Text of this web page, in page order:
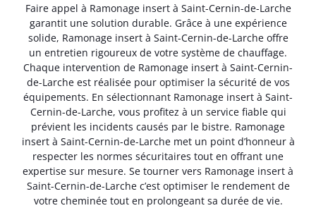
Faire appel à Ramonage insert à Saint-Cernin-de-Larche
garantit une solution durable. Grâce à une expérience
solide, Ramonage insert à Saint-Cernin-de-Larche offre
un entretien rigoureux de votre système de chauffage.
Chaque intervention de Ramonage insert à Saint-Cernin-
de-Larche est réalisée pour optimiser la sécurité de vos
équipements. En sélectionnant Ramonage insert à Saint-
Cernin-de-Larche, vous profitez à un service fiable qui
prévient les incidents causés par le bistre. Ramonage
insert à Saint-Cernin-de-Larche met un point d’honneur à
respecter les normes sécuritaires tout en offrant une
expertise sur mesure. Se tourner vers Ramonage insert à
Saint-Cernin-de-Larche c’est optimiser le rendement de
votre cheminée tout en prolongeant sa durée de vie.